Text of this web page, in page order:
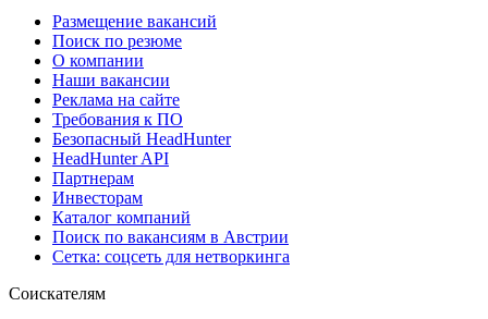
Размещение вакансий
Поиск по резюме
О компании
Наши вакансии
Реклама на сайте
Требования к ПО
Безопасный HeadHunter
HeadHunter API
Партнерам
Инвесторам
Каталог компаний
Поиск по вакансиям в Австрии
Сетка: соцсеть для нетворкинга
Соискателям